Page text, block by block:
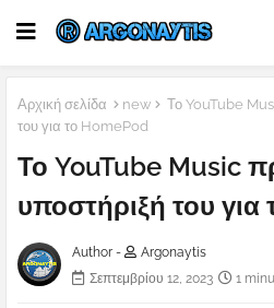
Αρχική σελίδα new
Το YouTube
του για το HomePod
Το YouTube Music
υποστήριξή του για
Author -
Argonaytis
Σεπτεμβρίου 12, 2023
1